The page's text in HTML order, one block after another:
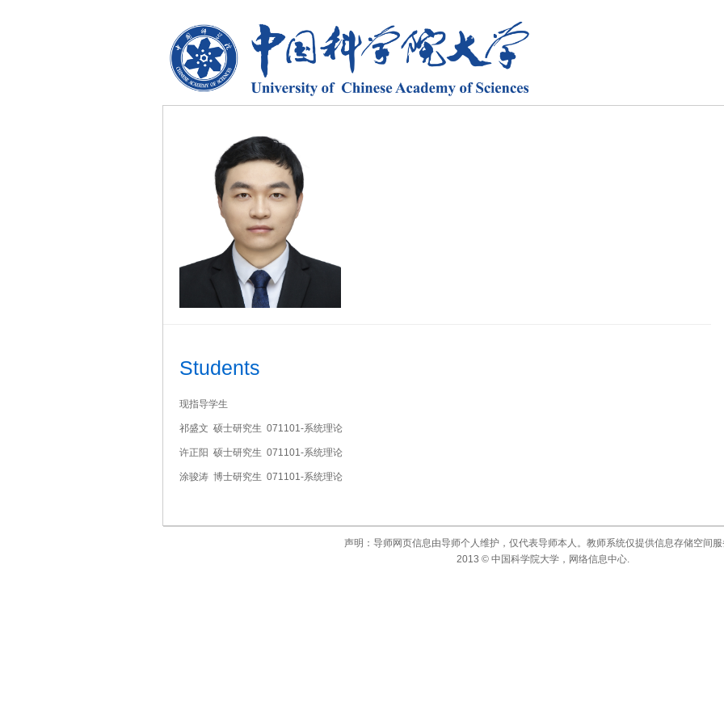
Students
现指导学生
祁盛文 硕士研究生 071101-系统理论
许正阳 硕士研究生 071101-系统理论
涂骏涛 博士研究生 071101-系统理论
声明：导师网页信息由导师个人维护，仅代表导师本人。教师系统仅提供信息存储空间
2013 © 中国科学院大学，网络信息中心.